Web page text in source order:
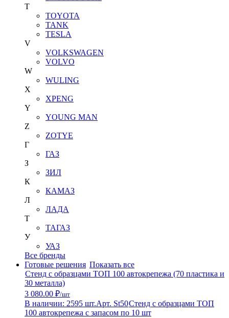
T
TOYOTA
TANK
TESLA
V
VOLKSWAGEN
VOLVO
W
WULING
X
XPENG
Y
YOUNG MAN
Z
ZOTYE
Г
ГАЗ
З
ЗИЛ
К
КАМАЗ
Л
ЛАДА
Т
ТАГАЗ
У
УАЗ
Все бренды
Готовые решения Показать все
Стенд с образцами ТОП 100 автокрепежа (70 пластика и
30 металла)
3 080.00 ₽/шт
В наличии: 2595 шт.Арт. St50Стенд с образцами ТОП
100 автокрепежа с запасом по 10 шт